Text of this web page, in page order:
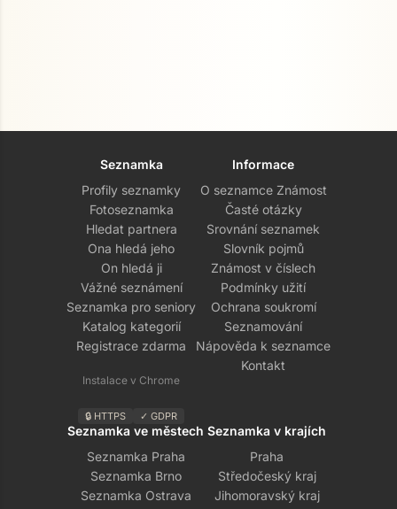
Seznamka
Profily seznamky
Fotoseznamka
Hledat partnera
Ona hledá jeho
On hledá ji
Vážné seznámení
Seznamka pro seniory
Katalog kategorií
Registrace zdarma
Instalace v Chrome
🔒 HTTPS ✓ GDPR
Informace
O seznamce Známost
Časté otázky
Srovnání seznamek
Slovník pojmů
Známost v číslech
Podmínky užití
Ochrana soukromí
Seznamování
Nápověda k seznamce
Kontakt
Seznamka ve městech
Seznamka Praha
Seznamka Brno
Seznamka Ostrava
Seznamka v krajích
Praha
Středočeský kraj
Jihomoravský kraj